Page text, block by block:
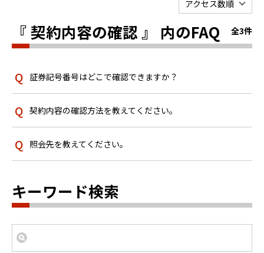
アクセス数順
『 契約内容の確認 』 内のFAQ 全3件
証券記号番号はどこで確認できますか？
契約内容の確認方法を教えてください。
照会先を教えてください。
キーワード検索